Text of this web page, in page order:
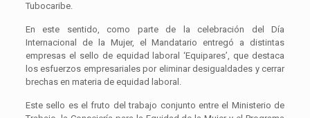
Tubocaribe.
En este sentido, como parte de la celebración del Día
Internacional de la Mujer, el Mandatario entregó a distintas
empresas el sello de equidad laboral ‘Equipares’, que destaca
los esfuerzos empresariales por eliminar desigualdades y cerrar
brechas en materia de equidad laboral.
Este sello es el fruto del trabajo conjunto entre el Ministerio de